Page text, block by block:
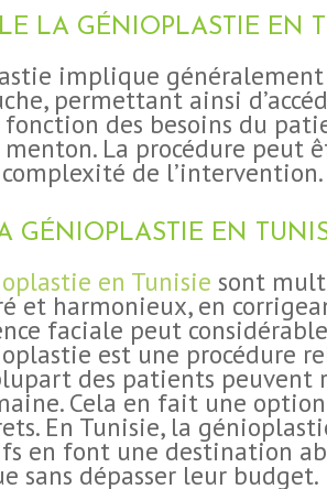
LA GÉNIOPLASTIE EN
implique
permettant ainsi
des besoins du
La procédure peut
de l’intervention.
GÉNIOPLASTIE EN
en Tunisie sont
et harmonieux, en
faciale peut
est une procédure
des patients
Cela en fait une
En Tunisie, la
en font une destination
sans dépasser leur budget.